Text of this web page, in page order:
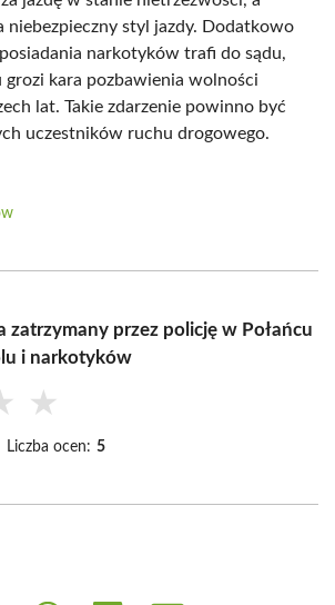
niebezpieczny styl jazdy. Dodatkowo
narkotyków trafi do sądu,
grozi kara pozbawienia wolności
lat. Takie zdarzenie powinno być
uczestników ruchu drogowego.
zatrzymany przez policję w Połańcu
i narkotyków
★
Liczba ocen: 5